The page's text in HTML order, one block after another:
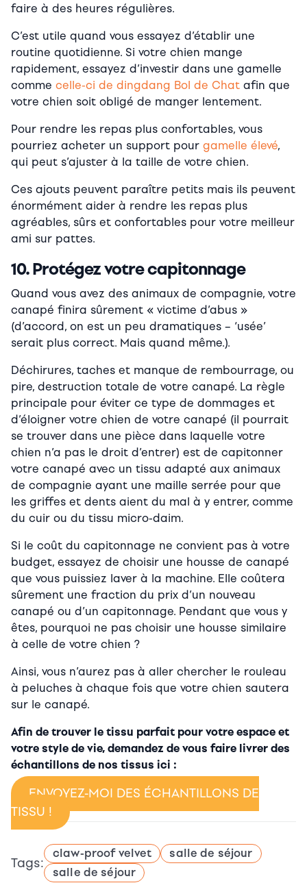
faire à des heures régulières.
C’est utile quand vous essayez d’établir une
routine quotidienne. Si votre chien mange
rapidement, essayez d’investir dans une gamelle
comme celle-ci de dingdang Bol de Chat afin que
votre chien soit obligé de manger lentement.
Pour rendre les repas plus confortables, vous
pourriez acheter un support pour gamelle élevé,
qui peut s’ajuster à la taille de votre chien.
Ces ajouts peuvent paraître petits mais ils peuvent
énormément aider à rendre les repas plus
agréables, sûrs et confortables pour votre meilleur
ami sur pattes.
10. Protégez votre capitonnage
Quand vous avez des animaux de compagnie, votre
canapé finira sûrement « victime d’abus »
(d’accord, on est un peu dramatiques – ‘usée’
serait plus correct. Mais quand même.).
Déchirures, taches et manque de rembourrage, ou
pire, destruction totale de votre canapé. La règle
principale pour éviter ce type de dommages et
d’éloigner votre chien de votre canapé (il pourrait
se trouver dans une pièce dans laquelle votre
chien n’a pas le droit d’entrer) est de capitonner
votre canapé avec un tissu adapté aux animaux
de compagnie ayant une maille serrée pour que
les griffes et dents aient du mal à y entrer, comme
du cuir ou du tissu micro-daim.
Si le coût du capitonnage ne convient pas à votre
budget, essayez de choisir une housse de canapé
que vous puissiez laver à la machine. Elle coûtera
sûrement une fraction du prix d’un nouveau
canapé ou d’un capitonnage. Pendant que vous y
êtes, pourquoi ne pas choisir une housse similaire
à celle de votre chien ?
Ainsi, vous n’aurez pas à aller chercher le rouleau
à peluches à chaque fois que votre chien sautera
sur le canapé.
Afin de trouver le tissu parfait pour votre espace et
votre style de vie, demandez de vous faire livrer des
échantillons de nos tissus ici :
​​ENVOYEZ-MOI DES ÉCHANTILLONS DE
TISSU !
Tags:
claw-proof velvet
salle de séjour
salle de séjour